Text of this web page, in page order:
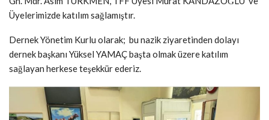
Üyelerimizde katılım sağlamıştır.
Dernek Yönetim Kurlu olarak; bu nazik ziyaretinden dolayı
dernek başkanı Yüksel YAMAÇ başta olmak üzere katılım
sağlayan herkese teşekkür ederiz.